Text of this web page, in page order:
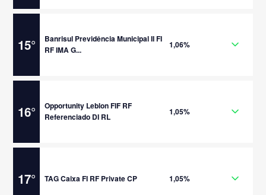
15°
Banrisul Previdência Municipal II FI
RF IMA G...
1,06%
16°
Opportunity Leblon FIF RF
Referenciado DI RL
1,05%
17° TAG Caixa FI RF Private CP 1,05%